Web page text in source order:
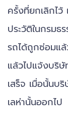
ครั้งที่ยกเลิกไ
ประวัติในกรม
รถได้ถูกซ่อมแล้
แล้วไปแจ้งบริ
เสร็จ เมื่อนั้นบ
เลห่านั้นออกไป